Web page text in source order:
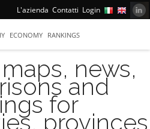
L'azienda Contatti Login
ECONOMY RANKINGS
news,
and
for
provinces